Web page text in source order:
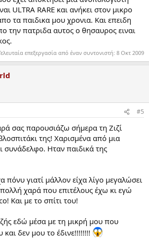
ULTRA RARE και ανήκει στον μικρο
τα παιδικα μου χρονια. Και επειδη
την πατριδα αυτος ο θησαυρος ειναι
επεξεργασία από έναν συντονιστή: 8 Οκτ 2009
#5
σας παρουσιάζω σήμερα τη Ζιζί
της! Χαρισμένα από μια
συνάδελφο. Ηταν παιδικά της
πόνυ γιατί μάλλον είχα λίγο μεγαλώσει
χαρά που επιτέλους έχω κι εγώ
Και με το σπίτι του!
εδώ μέσα με τη μικρή μου που
δεν μου το έδινε!!!!!!!!